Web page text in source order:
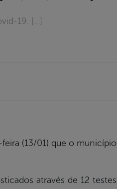
19. […]
(13/01) que o município
através de 12 testes